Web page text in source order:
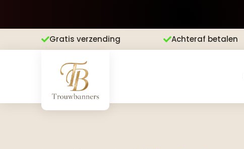
Gratis verzending Achteraf betalen